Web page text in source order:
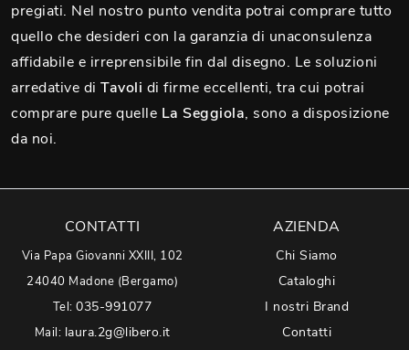
pregiati. Nel nostro punto vendita potrai comprare tutto
quello che desideri con la garanzia di unaconsulenza
affidabile e irreprensibile fin dal disegno. Le soluzioni
arredative di Tavoli di firme eccellenti, tra cui potrai
comprare pure quelle La Seggiola, sono a disposizione
da noi.
CONTATTI
Via Papa Giovanni XXIII, 102
24040 Madone (Bergamo)
Tel:035-991077
Mail: laura.2g@libero.it
AZIENDA
Chi Siamo
Cataloghi
I nostri Brand
Contatti